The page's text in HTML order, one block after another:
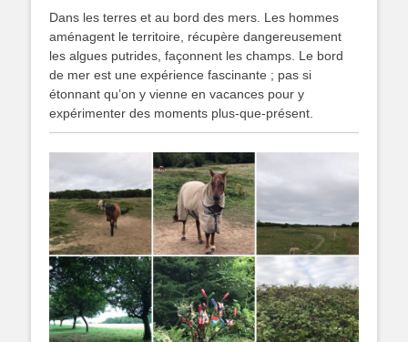
Dans les terres et au bord des mers. Les hommes
aménagent le territoire, récupère dangereusement
les algues putrides, façonnent les champs. Le bord
de mer est une expérience fascinante ; pas si
étonnant qu’on y vienne en vacances pour y
expérimenter des moments plus-que-présent.